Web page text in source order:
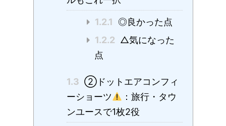
1.2.1
◎良かった点
1.2.2 △気になった
点
1.3 ②ドットエアコンフィ
ーショーツ
：旅行・タウ
ンユースで1枚2役